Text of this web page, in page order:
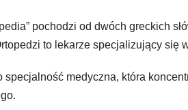
pochodzi od dwóch greckich
to lekarze specjalizujący
specjalność medyczna, która